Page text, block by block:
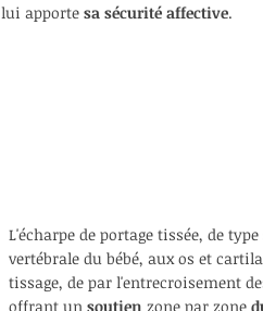
lui apporte sa sécurité affective.
L'écharpe de portage tissée, de type
vertébrale du bébé, aux os et
tissage, de par l'entrecroisement
offrant un soutien zone par zone